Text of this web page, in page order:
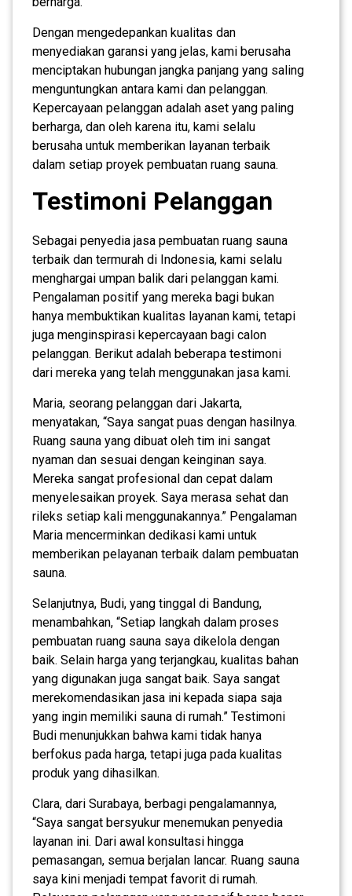
Dengan mengedepankan kualitas dan
menyediakan garansi yang jelas, kami berusaha
menciptakan hubungan jangka panjang yang saling
menguntungkan antara kami dan pelanggan.
Kepercayaan pelanggan adalah aset yang paling
berharga, dan oleh karena itu, kami selalu
berusaha untuk memberikan layanan terbaik
dalam setiap proyek pembuatan ruang sauna.
Testimoni Pelanggan
Sebagai penyedia jasa pembuatan ruang sauna
terbaik dan termurah di Indonesia, kami selalu
menghargai umpan balik dari pelanggan kami.
Pengalaman positif yang mereka bagi bukan
hanya membuktikan kualitas layanan kami, tetapi
juga menginspirasi kepercayaan bagi calon
pelanggan. Berikut adalah beberapa testimoni
dari mereka yang telah menggunakan jasa kami.
Maria, seorang pelanggan dari Jakarta,
menyatakan, “Saya sangat puas dengan hasilnya.
Ruang sauna yang dibuat oleh tim ini sangat
nyaman dan sesuai dengan keinginan saya.
Mereka sangat profesional dan cepat dalam
menyelesaikan proyek. Saya merasa sehat dan
rileks setiap kali menggunakannya.” Pengalaman
Maria mencerminkan dedikasi kami untuk
memberikan pelayanan terbaik dalam pembuatan
sauna.
Selanjutnya, Budi, yang tinggal di Bandung,
menambahkan, “Setiap langkah dalam proses
pembuatan ruang sauna saya dikelola dengan
baik. Selain harga yang terjangkau, kualitas bahan
yang digunakan juga sangat baik. Saya sangat
merekomendasikan jasa ini kepada siapa saja
yang ingin memiliki sauna di rumah.” Testimoni
Budi menunjukkan bahwa kami tidak hanya
berfokus pada harga, tetapi juga pada kualitas
produk yang dihasilkan.
Clara, dari Surabaya, berbagi pengalamannya,
“Saya sangat bersyukur menemukan penyedia
layanan ini. Dari awal konsultasi hingga
pemasangan, semua berjalan lancar. Ruang sauna
saya kini menjadi tempat favorit di rumah.